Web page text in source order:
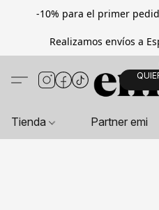
-10% para el primer
Realizamos envíos a
Tienda Partner emi